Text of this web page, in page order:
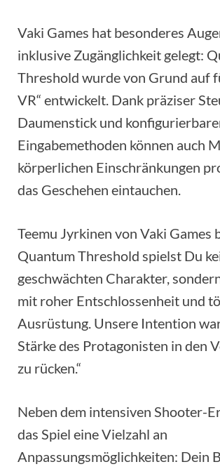
Vaki Games hat besonderes
inklusive Zugänglichkeit gelegt:
Threshold wurde von Grund auf
VR“ entwickelt. Dank präziser
Daumenstick und
Eingabemethoden können auch
körperlichen Einschränkungen
das Geschehen eintauchen.
Teemu Jyrkinen von Vaki Games
Quantum Threshold spielst Du
geschwächten Charakter,
mit roher Entschlossenheit und
Ausrüstung. Unsere Intention
Stärke des Protagonisten in den
zu rücken.“
Neben dem intensiven Shooter-
das Spiel eine Vielzahl an
Anpassungsmöglichkeiten: Dein